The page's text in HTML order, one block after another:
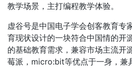
教学场景，主打编程教学体验。
虚谷号是中国电子学会创客教育专
育现状设计的一块符合中国情的开
的基础教育需求，兼容市场主流开
莓派，micro:bit等优点于一身，兼